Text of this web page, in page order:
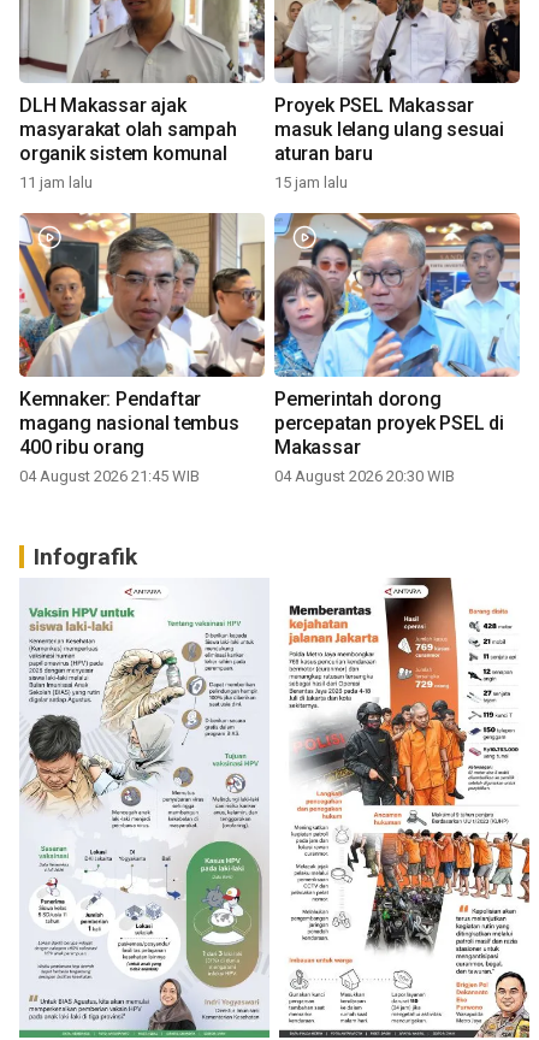
DLH Makassar ajak
masyarakat olah sampah
organik sistem komunal
11 jam lalu
Proyek PSEL Makassar
masuk lelang ulang sesuai
aturan baru
15 jam lalu
Kemnaker: Pendaftar
magang nasional tembus
400 ribu orang
04 August 2026 21:45 WIB
Pemerintah dorong
percepatan proyek PSEL di
Makassar
04 August 2026 20:30 WIB
Infografik